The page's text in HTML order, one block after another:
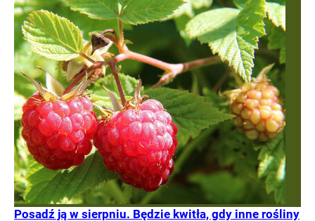
Posadź ją w sierpniu. Będzie kwitła, gdy inne rośliny